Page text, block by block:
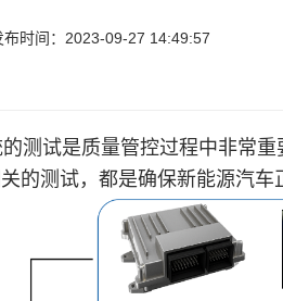
布时间：2023-09-27 14:49:57
测试是质量管控过程中非常
的测试，都是确保新能源汽车